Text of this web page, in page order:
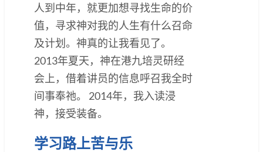
人到中年，就更加想寻找生命的价
值，寻求神对我的人生有什么召命
及计划。神真的让我看见了。
2013年夏天，神在港九培灵研经
会上，借着讲员的信息呼召我全时
间事奉祂。 2014年，我入读浸
神，接受装备。
学习路上苦与乐